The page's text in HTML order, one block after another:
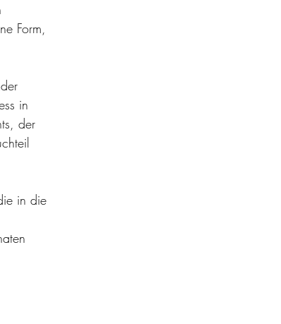
Form,
in
der
in die